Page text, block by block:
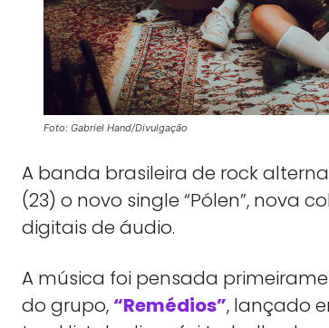
Foto: Gabriel Hand/Divulgação
A banda brasileira de rock
(23) o novo single “Pólen”,
digitais de áudio.
A música foi pensada
do grupo, “Remédios”, lançado